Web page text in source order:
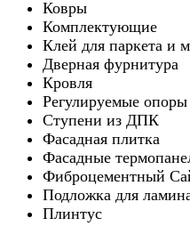
Ковры
Комплектующие
Клей для паркета и
Дверная фурнитура
Кровля
Регулируемые опоры
Ступени из ДПК
Фасадная плитка
Фасадные
Фиброцементный
Подложка для
Плинтус